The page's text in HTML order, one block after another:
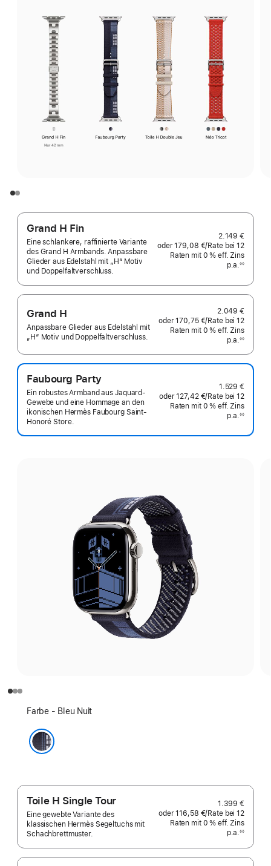
Grand H Fin
Eine schlankere, raffinierte Variante
des Grand H Armbands. Anpassbare
Glieder aus Edelstahl mit „H“ Motiv
und Doppelfaltverschluss.
2.149 €
oder179,08 €/Rate pro
Rate
bei 12
Raten Raten
mit 0 % eff. Zins
p.a.eff.
◊◊
Grand H
Anpassbare Glieder aus Edelstahl mit
„H“ Motiv und Doppelfaltverschluss.
2.049 €
oder170,75 €/Rate pro
Rate
bei 12
Raten Raten
mit 0 % eff. Zins
p.a.eff.
Zins p.a.
◊◊
Faubourg Party
Ein robustes Armband aus Jaquard-
Gewebe und eine Hommage an den
ikonischen Hermès Faubourg Saint-
Honoré Store.
1.529 €
oder127,42 €/Rate pro
Rate
bei 12
Raten Raten
mit 0 % eff. Zins
p.a.eff.
◊◊
Farbe
Farbe - Bleu Nuit
Toile H Single Tour
Eine gewebte Variante des
klassischen Hermès Segeltuchs mit
Schachbrettmuster.
1.399 €
oder116,58 €/Rate pro
Rate
bei 12
Raten Raten
mit 0 % eff. Zins
p.a.eff.
Zins p.a.
◊◊